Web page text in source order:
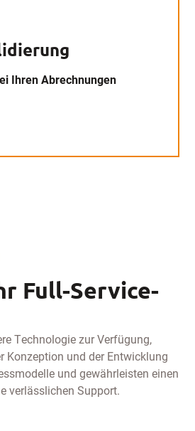
Ihren Abrechnungen
Full-Service-
Technologie zur Verfügung,
Konzeption und der Entwicklung
und gewährleisten einen
verlässlichen Support.